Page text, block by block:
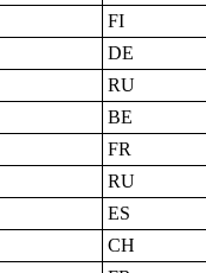
FI
DE
RU
BE
FR
RU
ES
CH